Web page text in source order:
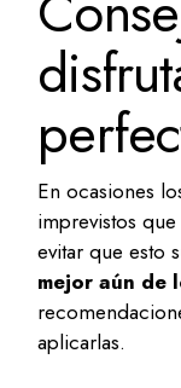
En ocasiones
imprevistos
evitar que esto
mejor aún de
aplicarlas.